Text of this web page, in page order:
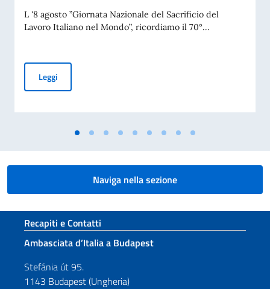
L '8 agosto ”Giornata Nazionale del Sacrificio del
Lavoro Italiano nel Mondo”, ricordiamo il 70°...
LeggiMessaggio del Vice Presidente del Consiglio dei Ministri e
Naviga nella sezione
Sezione footer
Recapiti e Contatti
Ambasciata d’Italia a Budapest
Stefánia út 95.
1143 Budapest (Ungheria)